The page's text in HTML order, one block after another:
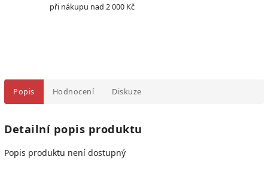
při nákupu nad 2 000 Kč
Popis Hodnocení Diskuze
Detailní popis produktu
Popis produktu není dostupný